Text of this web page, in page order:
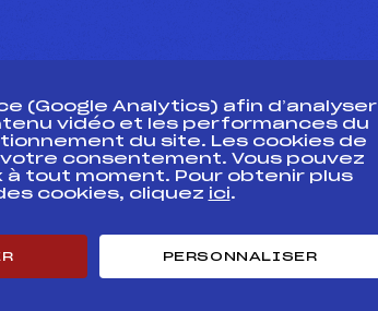
Pôle vie de l’athlète
Enseignement professionnel
(Google Analytics) afin d’analyser
vidéo et les performances du
du site. Les cookies de
consentement. Vous pouvez
tout moment. Pour obtenir plus
cookies, cliquez ici.
PERSONNALISER